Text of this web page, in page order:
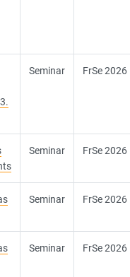
Seminar FrSe 2026
Seminar FrSe 2026
Seminar FrSe 2026
Seminar FrSe 2026